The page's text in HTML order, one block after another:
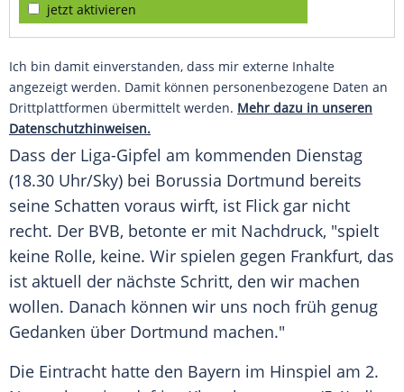
jetzt aktivieren
Ich bin damit einverstanden, dass mir externe Inhalte
angezeigt werden. Damit können personenbezogene Daten an
Drittplattformen übermittelt werden. Mehr dazu in unseren
Datenschutzhinweisen.
Dass der Liga-Gipfel am kommenden Dienstag
(18.30 Uhr/Sky) bei Borussia Dortmund bereits
seine Schatten voraus wirft, ist Flick gar nicht
recht. Der BVB, betonte er mit Nachdruck, "spielt
keine Rolle, keine. Wir spielen gegen Frankfurt, das
ist aktuell der nächste Schritt, den wir machen
wollen. Danach können wir uns noch früh genug
Gedanken über Dortmund machen."
Die Eintracht hatte den Bayern im Hinspiel am 2.